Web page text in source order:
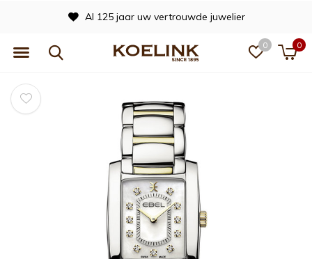
0 0
Al 125 jaar uw vertrouwde juwelier